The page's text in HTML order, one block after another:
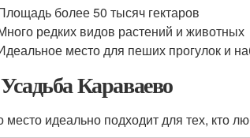
более 50 тысяч гектаров
редких видов растений и животных
место для пеших прогулок и
Караваево
место идеально подходит для тех, кто